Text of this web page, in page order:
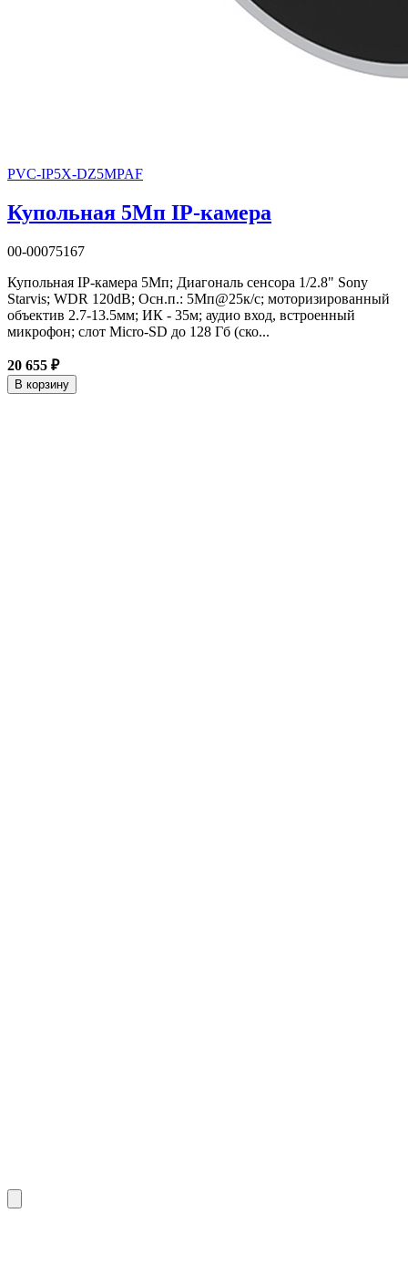
PVC-IP5X-DZ5MPAF
Купольная 5Мп IP-камера
00-00075167
Купольная IP-камера 5Мп; Диагональ сенсора 1/2.8" Sony
Starvis; WDR 120dB; Осн.п.: 5Мп@25к/с; моторизированный
объектив 2.7-13.5мм; ИК - 35м; аудио вход, встроенный
микрофон; слот Micro-SD до 128 Гб (ско...
20 655 ₽
В корзину